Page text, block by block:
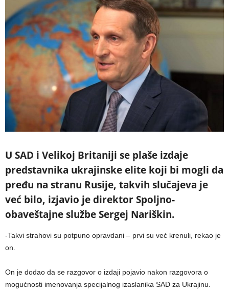
U SAD i Velikoj Britaniji se plaše izdaje
predstavnika ukrajinske elite koji bi mogli da
pređu na stranu Rusije, takvih slučajeva je
već bilo, izjavio je direktor Spoljno-
obaveštajne službe Sergej Nariškin.
-Takvi strahovi su potpuno opravdani – prvi su već krenuli, rekao je
on.
On je dodao da se razgovor o izdaji pojavio nakon razgovora o
mogućnosti imenovanja specijalnog izaslanika SAD za Ukrajinu.